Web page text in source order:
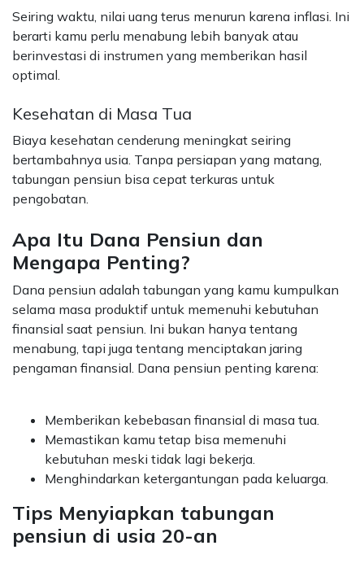
Seiring waktu, nilai uang terus menurun karena inflasi. Ini
berarti kamu perlu menabung lebih banyak atau
berinvestasi di instrumen yang memberikan hasil
optimal.
Kesehatan di Masa Tua
Biaya kesehatan cenderung meningkat seiring
bertambahnya usia. Tanpa persiapan yang matang,
tabungan pensiun bisa cepat terkuras untuk
pengobatan.
Apa Itu Dana Pensiun dan
Mengapa Penting?
Dana pensiun adalah tabungan yang kamu kumpulkan
selama masa produktif untuk memenuhi kebutuhan
finansial saat pensiun. Ini bukan hanya tentang
menabung, tapi juga tentang menciptakan jaring
pengaman finansial. Dana pensiun penting karena:
Memberikan kebebasan finansial di masa tua.
Memastikan kamu tetap bisa memenuhi
kebutuhan meski tidak lagi bekerja.
Menghindarkan ketergantungan pada keluarga.
Tips Menyiapkan tabungan
pensiun di usia 20-an